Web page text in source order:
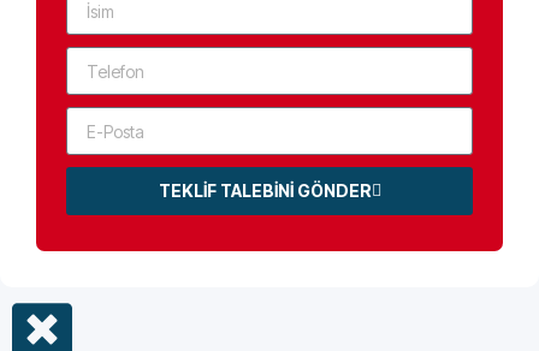
TEKLİF TALEBİNİ GÖNDER